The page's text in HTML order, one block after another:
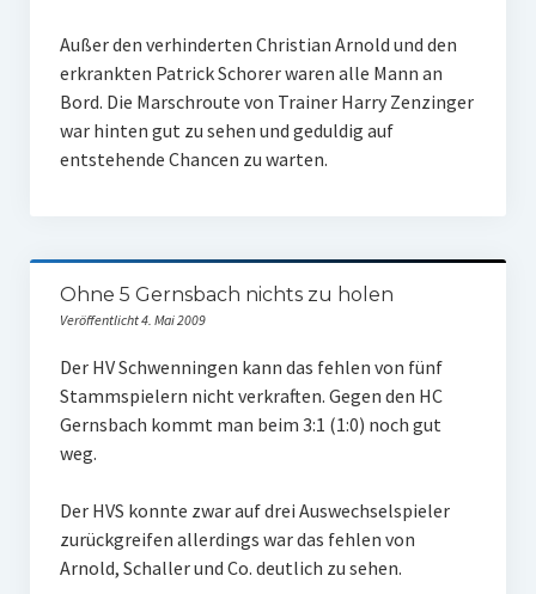
Jugend Sponsoring
Außer den verhinderten Christian Arnold und den
erkrankten Patrick Schorer waren alle Mann an
Bord. Die Marschroute von Trainer Harry Zenzinger
war hinten gut zu sehen und geduldig auf
entstehende Chancen zu warten.
Ohne 5 Gernsbach nichts zu holen
Veröffentlicht 4. Mai 2009
Der HV Schwenningen kann das fehlen von fünf
Stammspielern nicht verkraften. Gegen den HC
Gernsbach kommt man beim 3:1 (1:0) noch gut
weg.
Der HVS konnte zwar auf drei Auswechselspieler
zurückgreifen allerdings war das fehlen von
Arnold, Schaller und Co. deutlich zu sehen.